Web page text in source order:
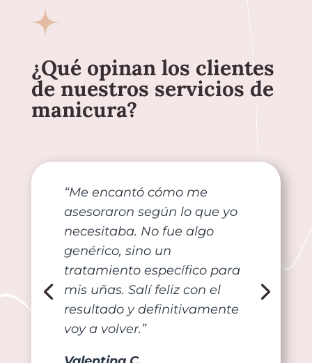
¿Qué opinan los clientes
de nuestros servicios de
manicura?
“Me encantó cómo me
asesoraron según lo que yo
necesitaba. No fue algo
genérico, sino un
tratamiento específico para
mis uñas. Salí feliz con el
resultado y definitivamente
voy a volver.”